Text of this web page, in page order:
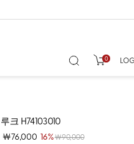
0
루크 H74103010
￦76,000 16%￦90,000